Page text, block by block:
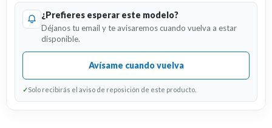
¿Prefieres esperar este modelo?
Déjanos tu email y te avisaremos cuando vuelva a estar
disponible.
Avísame cuando vuelva
✓Solo recibirás el aviso de reposición de este producto.